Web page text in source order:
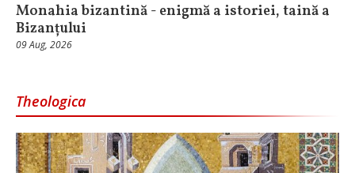
Monahia bizantină - enigmă a istoriei, taină a
Bizanțului
09 Aug, 2026
Theologica